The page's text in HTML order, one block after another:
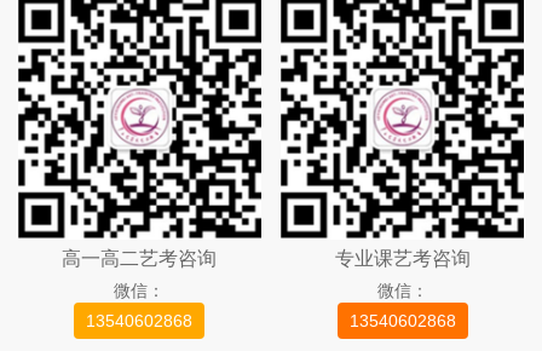
高一高二艺考咨询
微信：
13540602868
专业课艺考咨询
微信：
13540602868